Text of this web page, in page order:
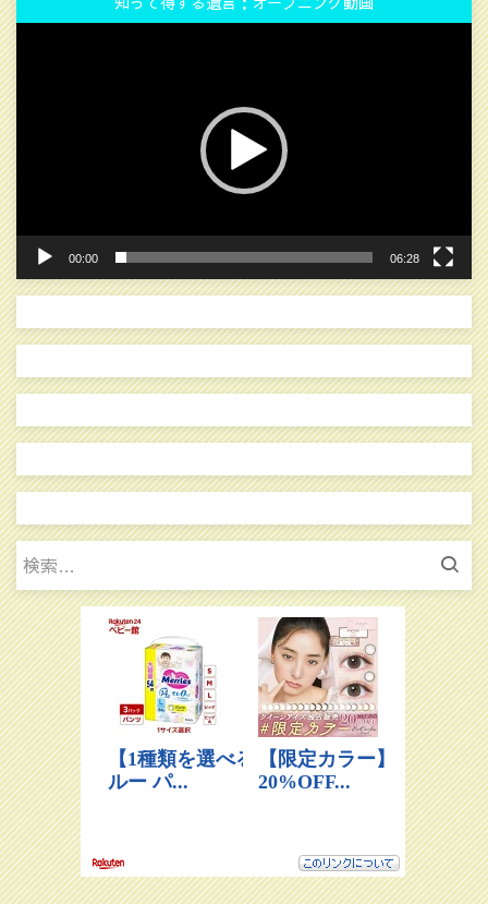
動
画
プ
レ
ー
ヤ
ー
00:00 06:28
検
索: